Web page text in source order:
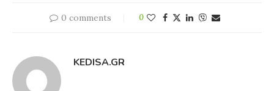
0 comments 0
KEDISA.GR